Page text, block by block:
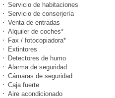
Servicio de habitaciones
Servicio de conserjería
Venta de entradas
Alquiler de coches*
Fax / fotocopiadora*
Extintores
Detectores de humo
Alarma de seguridad
Cámaras de seguridad
Caja fuerte
Aire acondicionado